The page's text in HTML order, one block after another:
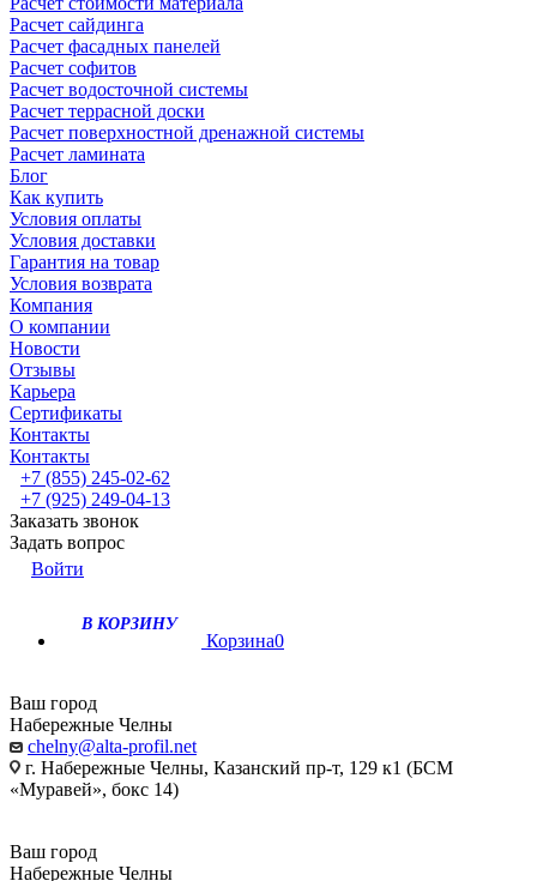
Расчет сайдинга
Расчет фасадных панелей
Расчет софитов
Расчет водосточной системы
Расчет террасной доски
Расчет поверхностной дренажной системы
Расчет ламината
Блог
Как купить
Условия оплаты
Условия доставки
Гарантия на товар
Условия возврата
Компания
О компании
Новости
Отзывы
Карьера
Сертификаты
Контакты
Контакты
+7 (855) 245-02-62
+7 (925) 249-04-13
Заказать звонок
Задать вопрос
Войти
В КОРЗИНУ
Корзина0
Ваш город
Набережные Челны
chelny@alta-profil.net
г. Набережные Челны, Казанский пр-т, 129 к1 (БСМ
«Муравей», бокс 14)
Ваш город
Набережные Челны